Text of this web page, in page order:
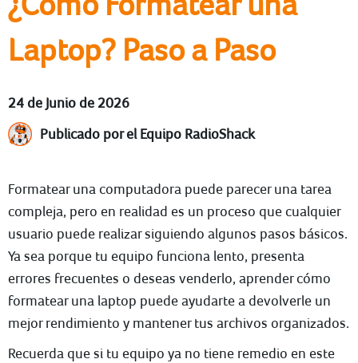
Laptop? Paso a Paso
24 de Junio de 2026
Publicado por el Equipo RadioShack
Formatear una computadora puede parecer una tarea
compleja, pero en realidad es un proceso que cualquier
usuario puede realizar siguiendo algunos pasos básicos.
Ya sea porque tu equipo funciona lento, presenta
errores frecuentes o deseas venderlo, aprender cómo
formatear una laptop puede ayudarte a devolverle un
mejor rendimiento y mantener tus archivos organizados.
Recuerda que si tu equipo ya no tiene remedio en este